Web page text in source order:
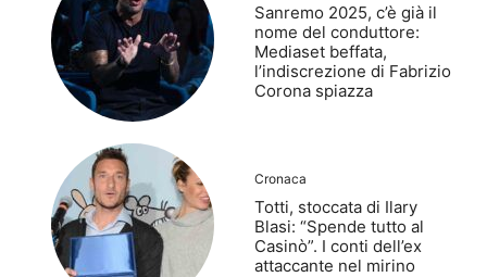
Sanremo 2025, c’è già il
nome del conduttore:
Mediaset beffata,
l’indiscrezione di Fabrizio
Corona spiazza
Cronaca
Totti, stoccata di Ilary
Blasi: “Spende tutto al
Casinò”. I conti dell’ex
attaccante nel mirino